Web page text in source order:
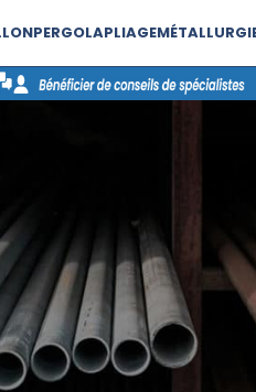
PERGOLAPLIAGE